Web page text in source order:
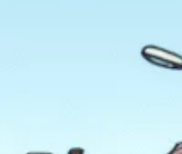
Logan 2 (2012–2020)
Logan 3 (2020–Prezent)